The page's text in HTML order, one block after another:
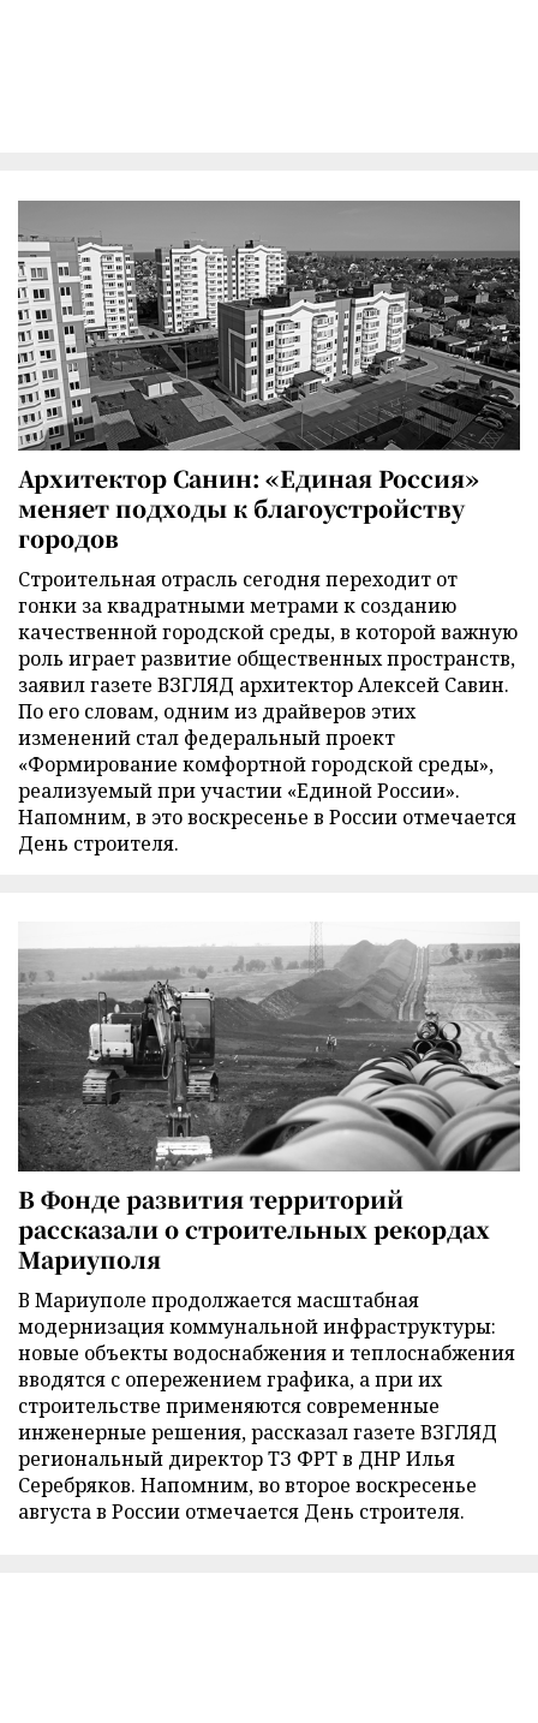
Архитектор Санин: «Единая Россия»
меняет подходы к благоустройству
городов
Строительная отрасль сегодня переходит от
гонки за квадратными метрами к созданию
качественной городской среды, в которой важную
роль играет развитие общественных пространств,
заявил газете ВЗГЛЯД архитектор Алексей Савин.
По его словам, одним из драйверов этих
изменений стал федеральный проект
«Формирование комфортной городской среды»,
реализуемый при участии «Единой России».
Напомним, в это воскресенье в России отмечается
День строителя.
В Фонде развития территорий
рассказали о строительных рекордах
Мариуполя
В Мариуполе продолжается масштабная
модернизация коммунальной инфраструктуры:
новые объекты водоснабжения и теплоснабжения
вводятся с опережением графика, а при их
строительстве применяются современные
инженерные решения, рассказал газете ВЗГЛЯД
региональный директор ТЗ ФРТ в ДНР Илья
Серебряков. Напомним, во второе воскресенье
августа в России отмечается День строителя.